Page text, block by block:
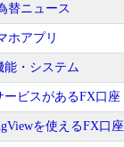
替ニュース
ホアプリ
能・システム
ービスがあるFX口座
を使えるFX口座